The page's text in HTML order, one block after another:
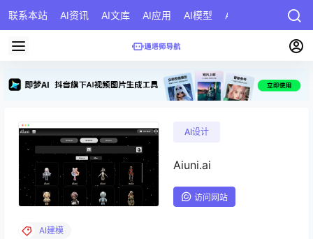
联系本站 AI资讯 AI文库 AI应用 AI模型 AI公司 AI提示词
AI设计
Aiuni.ai
访问网站
AI建模